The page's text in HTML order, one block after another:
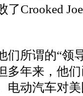
了Crooked Joe
们所谓的“领
多年来，他
电动汽车对